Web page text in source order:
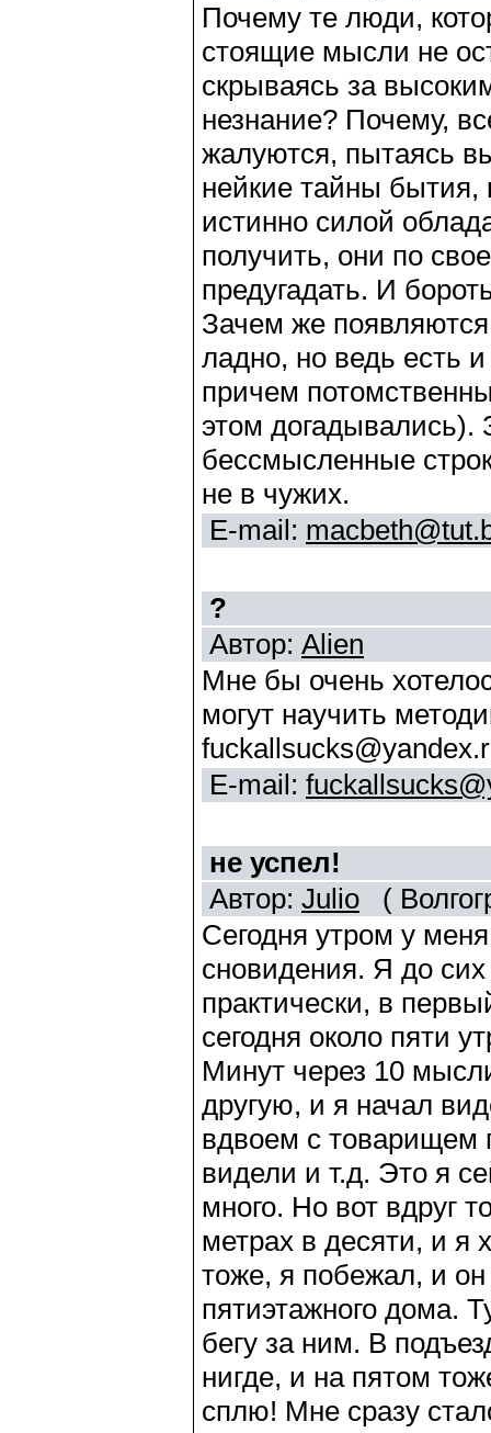
Почему те люди,
стоящие мысли не
скрываясь за
незнание? Почему,
жалуются, пытаясь
нейкие тайны бытия,
истинно силой
получить, они по
предугадать. И
Зачем же
ладно, но ведь есть
причем
этом
бессмысленные
не в чужих.
E-mail:
?
Автор: Alien
Мне бы очень
могут научить
E-mail:
не успел!
Автор: Julio (
Сегодня утром у
сновидения. Я до
практически, в
сегодня около пяти
Минут через 10
другую, и я начал
вдвоем с товарищем
видели и т.д. Это я
много. Но вот вдруг
метрах в десяти, и я
тоже, я побежал, и
пятиэтажного дома.
бегу за ним. В
нигде, и на пятом
сплю! Мне сразу